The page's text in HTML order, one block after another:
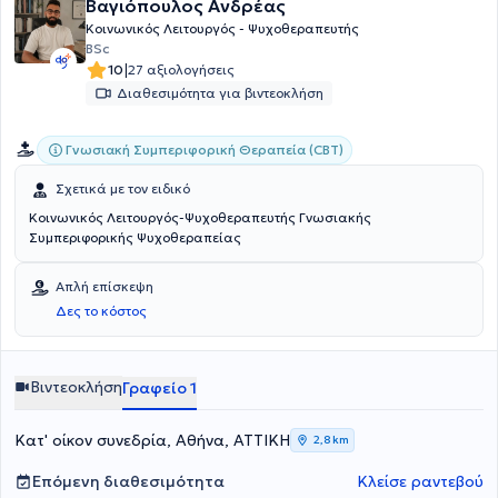
Βαγιόπουλος Ανδρέας
Κοινωνικός Λειτουργός - Ψυχοθεραπευτής
BSc
10|27 αξιολογήσεις
Διαθεσιμότητα για βιντεοκλήση
Γνωσιακή Συμπεριφορική Θεραπεία (CBT)
Σχετικά με τον ειδικό
Κοινωνικός Λειτουργός-Ψυχοθεραπευτής Γνωσιακής
Συμπεριφορικής Ψυχοθεραπείας
Απλή επίσκεψη
Δες το κόστος
ΒιντεοκλήσηΓραφείο 1
Κατ' οίκον συνεδρία, Αθήνα, ΑΤΤΙΚΗ 2,8 km
Επόμενη διαθεσιμότητα Κλείσε ραντεβού